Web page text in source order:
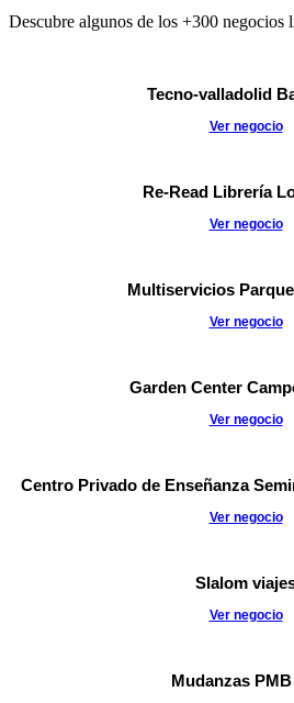
Descubre algunos de los +300 negocios
Tecno-valladolid
Ver negocio
Re-Read Librería
Ver negocio
Multiservicios
Ver negocio
Garden Center
Ver negocio
Centro Privado de Enseñanza
Ver negocio
Slalom
Ver negocio
Mudanzas